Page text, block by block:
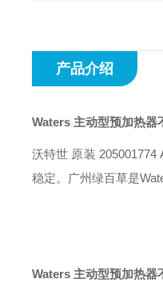
产品介绍
Waters 主动型预加热器
沃特世 原装 205001774
稳定。广州绿百草是
Waters 主动型预加热器